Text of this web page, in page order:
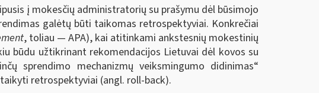
į mokesčių administratorių su prašymu dėl būsimojo
galėtų būti taikomas retrospektyviai. Konkrečiai
, toliau — APA), kai atitinkami ankstesnių mokestinių
būdu užtikrinant rekomendacijos Lietuvai dėl kovos su
sprendimo mechanizmų veiksmingumo didinimas“
retrospektyviai (angl. roll-back).